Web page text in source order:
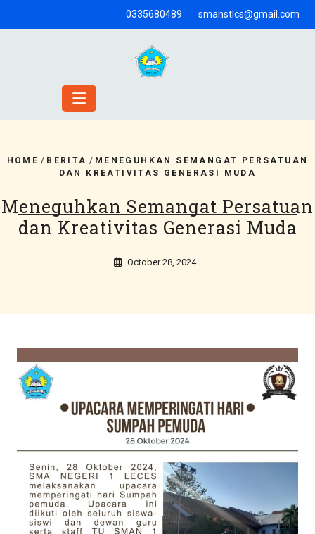
0335680489 smanstlcs@gmail.com
HOME / BERITA / MENEGUHKAN SEMANGAT PERSATUAN
DAN KREATIVITAS GENERASI MUDA
Meneguhkan Semangat Persatuan
dan Kreativitas Generasi Muda
October 28, 2024